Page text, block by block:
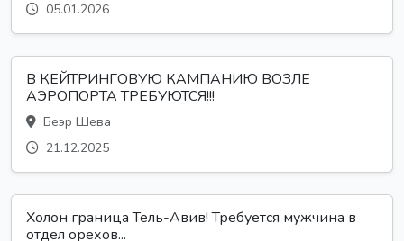
05.01.2026
В КЕЙТРИНГОВУЮ КАМПАНИЮ ВОЗЛЕ
АЭРОПОРТА ТРЕБУЮТСЯ!!!
Беэр Шева
21.12.2025
Холон граница Тель-Авив! Требуется мужчина в
отдел орехов...